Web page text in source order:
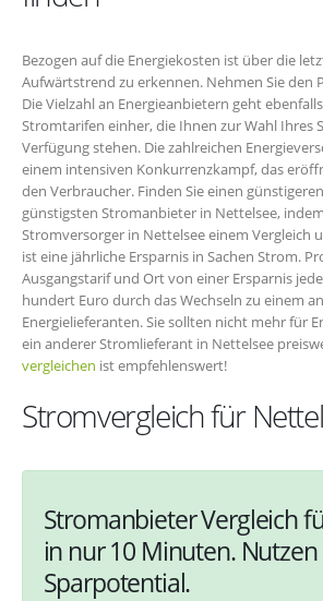
Bezogen auf die Energiekosten ist über die
Aufwärtstrend zu erkennen. Nehmen Sie den
Die Vielzahl an Energieanbietern geht
Stromtarifen einher, die Ihnen zur Wahl Ihres
Verfügung stehen. Die zahlreichen
einem intensiven Konkurrenzkampf, das
den Verbraucher. Finden Sie einen
günstigsten Stromanbieter in Nettelsee,
Stromversorger in Nettelsee einem Vergleich
ist eine jährliche Ersparnis in Sachen Strom.
Ausgangstarif und Ort von einer Ersparnis
hundert Euro durch das Wechseln zu einem
Energielieferanten. Sie sollten nicht mehr für
ein anderer Stromlieferant in Nettelsee
vergleichen ist empfehlenswert!
Stromvergleich für
Stromanbieter Vergleich
in nur 10 Minuten. Nutzen
Sparpotential.